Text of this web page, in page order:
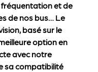
fréquentation et de
de nos bus… Le
basé sur le
option en
avec notre
sa compatibilité